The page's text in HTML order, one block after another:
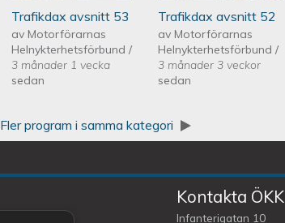
Trafikdax avsnitt 53
av Motorförarnas
Helnykterhetsförbund/
3 månader 1 vecka
sedan
Trafikdax avsnitt 52
av Motorförarnas
Helnykterhetsförbund /
3 månader 3 veckor
sedan
Fler program i samma kategori
Kontakta ÖKK
Infanterigatan 10